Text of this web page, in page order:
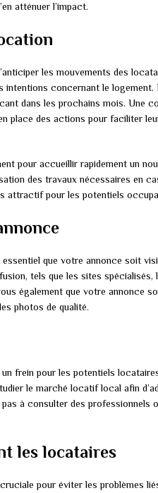
atténuer l’impact.
les mouvements des
concernant le logement.
dans les prochains mois. Une
place des actions pour faciliter
pour accueillir rapidement un
des travaux nécessaires en
attractif pour les potentiels
que votre annonce soit
tels que les sites spécialisés,
également que votre annonce
photos de qualité.
frein pour les potentiels
le marché locatif local afin
à consulter des professionnels
les locataires
pour éviter les problèmes